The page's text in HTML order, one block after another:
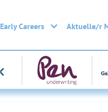
Early Careers Aktuelle/r